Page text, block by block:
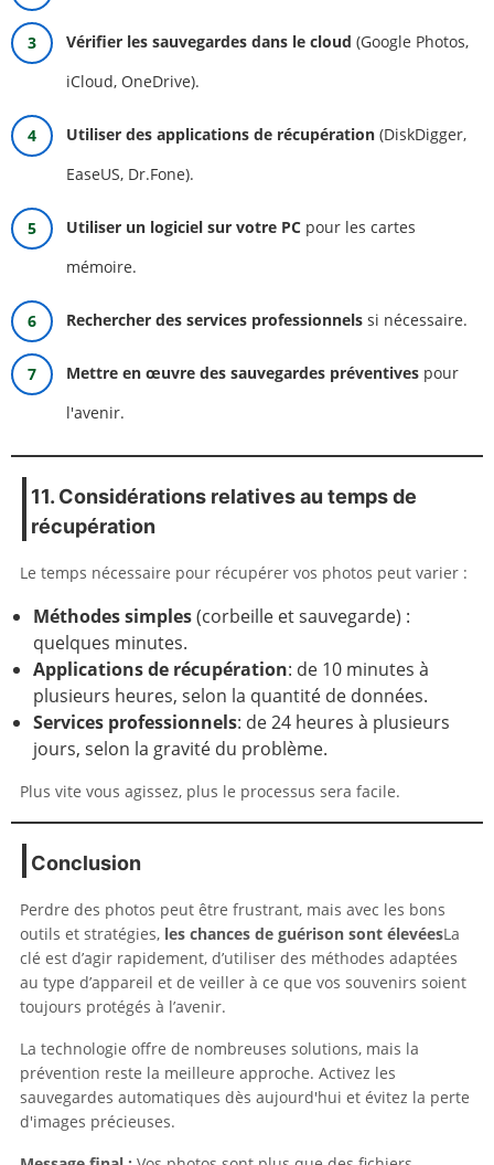
Vérifier les sauvegardes dans le cloud (Google Photos,
iCloud, OneDrive).
Utiliser des applications de récupération (DiskDigger,
EaseUS, Dr.Fone).
Utiliser un logiciel sur votre PC pour les cartes
mémoire.
Rechercher des services professionnels si nécessaire.
Mettre en œuvre des sauvegardes préventives pour
l'avenir.
11. Considérations relatives au temps de
récupération
Le temps nécessaire pour récupérer vos photos peut varier :
Méthodes simples(corbeille et sauvegarde) :
quelques minutes.
Applications de récupération: de 10 minutes à
plusieurs heures, selon la quantité de données.
Services professionnels: de 24 heures à plusieurs
jours, selon la gravité du problème.
Plus vite vous agissez, plus le processus sera facile.
Conclusion
Perdre des photos peut être frustrant, mais avec les bons
outils et stratégies, les chances de guérison sont élevéesLa
clé est d’agir rapidement, d’utiliser des méthodes adaptées
au type d’appareil et de veiller à ce que vos souvenirs soient
toujours protégés à l’avenir.
La technologie offre de nombreuses solutions, mais la
prévention reste la meilleure approche. Activez les
sauvegardes automatiques dès aujourd'hui et évitez la perte
d'images précieuses.